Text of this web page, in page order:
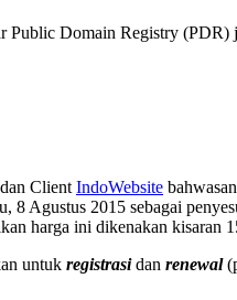
Public Domain Registry
Client IndoWebsite
8 Agustus 2015 sebagai
harga ini dikenakan kisaran
untuk registrasidan renewal